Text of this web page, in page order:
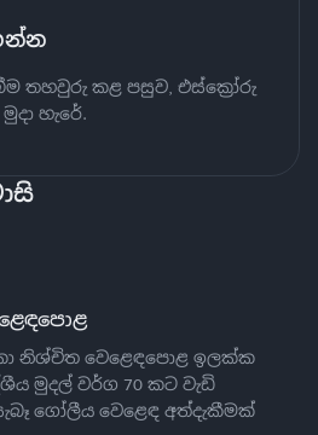
තහවුරු කළ පසුව, එස්ක්‍රෝරු
හැරේ.
නිශ්චිත වෙළෙඳපොළ ඉලක්ක
මුදල් වර්ග 70 කට වැඩි
ගෝලීය වෙළෙඳ අත්දැකීමක්